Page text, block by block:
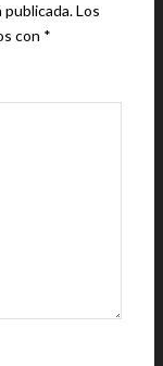
Los
con *